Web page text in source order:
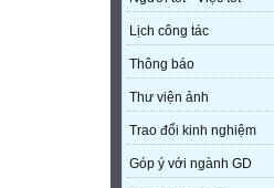
Lịch công tác
Thông báo
Thư viện ảnh
Trao đổi kinh nghiệm
Góp ý với ngành GD